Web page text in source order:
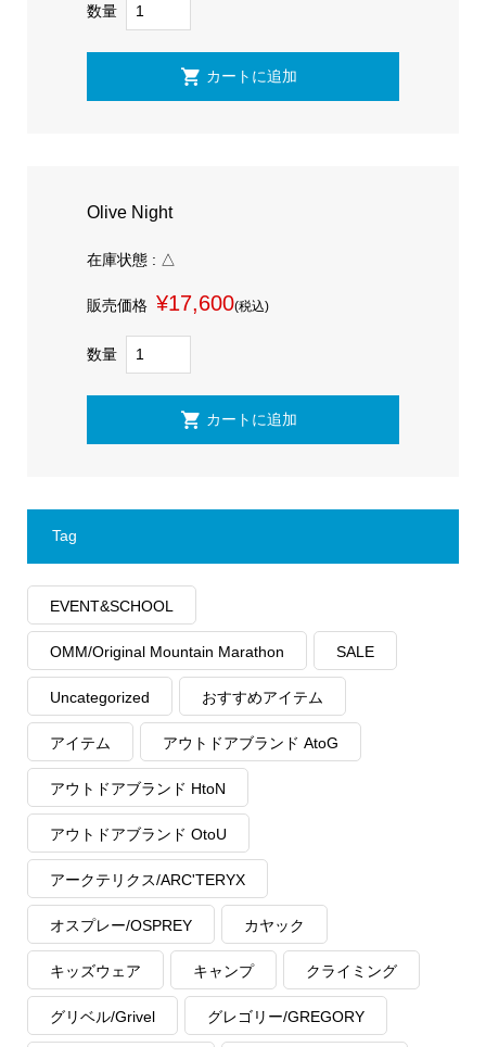
数量
Olive Night
在庫状態 : △
販売価格 ¥17,600(税込)
数量
Tag
EVENT&SCHOOL
OMM/Original Mountain Marathon SALE
Uncategorized おすすめアイテム
アイテム アウトドアブランド AtoG
アウトドアブランド HtoN
アウトドアブランド OtoU
アークテリクス/ARC'TERYX
オスプレー/OSPREY カヤック
キッズウェア キャンプ クライミング
グリベル/Grivel グレゴリー/GREGORY